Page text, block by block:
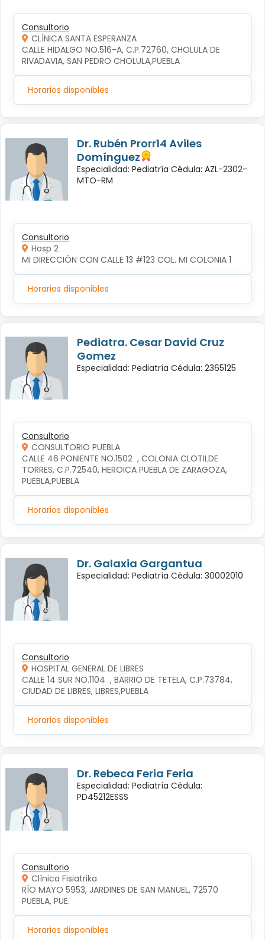
Consultorio
CLÍNICA SANTA ESPERANZA
CALLE HIDALGO NO.516-A, C.P.72760, CHOLULA DE
RIVADAVIA, SAN PEDRO CHOLULA,PUEBLA
Horarios disponibles
Dr. Rubén Prorr14 Aviles
Domínguez
Especialidad: Pediatría Cédula: AZL-2302-
MTO-RM
Consultorio
Hosp 2
MI DIRECCIÓN CON CALLE 13 #123 COL. MI COLONIA 1
Horarios disponibles
Pediatra. Cesar David Cruz
Gomez
Especialidad: Pediatría Cédula: 2365125
Consultorio
CONSULTORIO PUEBLA
CALLE 46 PONIENTE NO.1502  , COLONIA CLOTILDE
TORRES, C.P.72540, HEROICA PUEBLA DE ZARAGOZA,
PUEBLA,PUEBLA
Horarios disponibles
Dr. Galaxia Gargantua
Especialidad: Pediatría Cédula: 30002010
Consultorio
HOSPITAL GENERAL DE LIBRES
CALLE 14 SUR NO.1104  , BARRIO DE TETELA, C.P.73784,
CIUDAD DE LIBRES, LIBRES,PUEBLA
Horarios disponibles
Dr. Rebeca Feria Feria
Especialidad: Pediatría Cédula:
PD45212ESSS
Consultorio
Clínica Fisiatrika
RÍO MAYO 5953, JARDINES DE SAN MANUEL, 72570
PUEBLA, PUE.
Horarios disponibles